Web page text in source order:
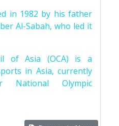
in 1982 by his father
Al-Sabah, who led it
of Asia (OCA) is a
in Asia, currently
National Olympic